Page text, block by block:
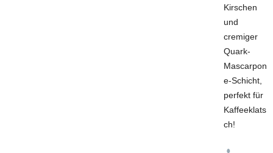
Kirschen
und
cremiger
Quark-
Mascarpon
e-Schicht,
perfekt für
Kaffeeklats
ch!